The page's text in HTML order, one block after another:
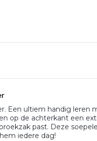
Een ultiem handig leren
op de achterkant een
past. Deze
iedere dag!